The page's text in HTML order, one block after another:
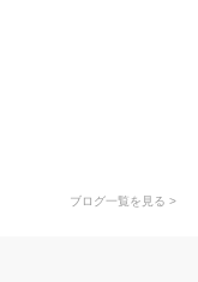
ブログ一覧を見る >